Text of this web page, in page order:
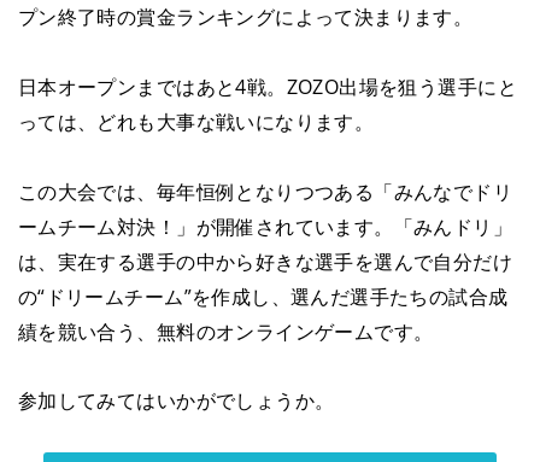
プン終了時の賞金ランキングによって決まります。
日本オープンまではあと4戦。ZOZO出場を狙う選手にと
っては、どれも大事な戦いになります。
この大会では、毎年恒例となりつつある「みんなでドリ
ームチーム対決！」が開催されています。「みんドリ」
は、実在する選手の中から好きな選手を選んで自分だけ
の“ドリームチーム”を作成し、選んだ選手たちの試合成
績を競い合う、無料のオンラインゲームです。
参加してみてはいかがでしょうか。